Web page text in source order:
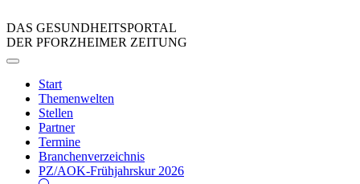
DAS GESUNDHEITSPORTAL
DER PFORZHEIMER ZEITUNG
Start
Themenwelten
Stellen
Partner
Termine
Branchenverzeichnis
PZ/AOK-Frühjahrskur 2026